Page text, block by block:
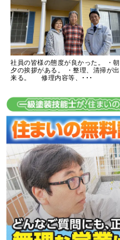
社員の皆様の態度が良かった。 ・朝
夕の挨拶がある。 ・整理、清掃が出
来る。 修理内容等、･･･